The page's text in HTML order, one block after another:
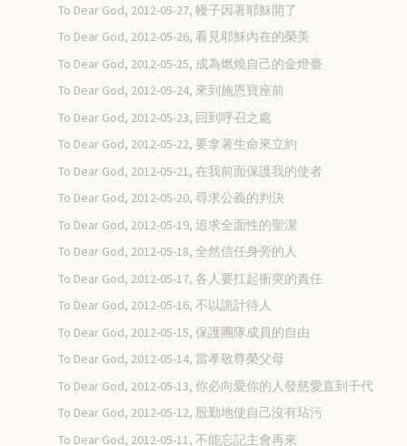
To Dear God, 2012-05-27, 幔子因著耶穌開了
To Dear God, 2012-05-26, 看見耶穌內在的榮美
To Dear God, 2012-05-25, 成為燃燒自己的金燈臺
To Dear God, 2012-05-24, 來到施恩寶座前
To Dear God, 2012-05-23, 回到呼召之處
To Dear God, 2012-05-22, 要拿著生命來立約
To Dear God, 2012-05-21, 在我前面保護我的使者
To Dear God, 2012-05-20, 尋求公義的判決
To Dear God, 2012-05-19, 追求全面性的聖潔
To Dear God, 2012-05-18, 全然信任身旁的人
To Dear God, 2012-05-17, 各人要扛起衝突的責任
To Dear God, 2012-05-16, 不以詭計待人
To Dear God, 2012-05-15, 保護團隊成員的自由
To Dear God, 2012-05-14, 當孝敬尊榮父母
To Dear God, 2012-05-13, 你必向愛你的人發慈愛直到千代
To Dear God, 2012-05-12, 殷勤地使自己沒有玷污
To Dear God, 2012-05-11, 不能忘記主會再來